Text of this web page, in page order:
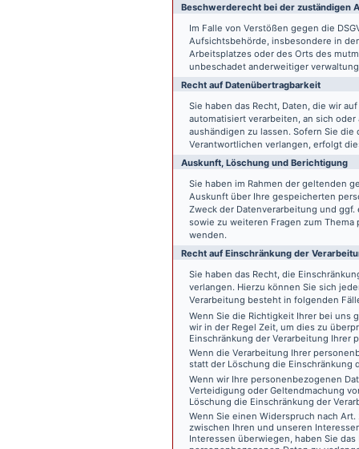
Beschwerde­recht bei der zuständigen
Im Falle von Verstößen gegen die
Aufsichtsbehörde, insbesondere in
Arbeitsplatzes oder des Orts des
unbeschadet anderweitiger
Recht auf Daten­übertrag­barkeit
Sie haben das Recht, Daten, die wir
automatisiert verarbeiten, an sich
aushändigen zu lassen. Sofern Sie
Verantwortlichen verlangen, erfolgt
Auskunft, Löschung und Berichtigung
Sie haben im Rahmen der geltenden
Auskunft über Ihre gespeicherten
Zweck der Datenverarbeitung und
sowie zu weiteren Fragen zum
wenden.
Recht auf Einschränkung der
Sie haben das Recht, die
verlangen. Hierzu können Sie sich
Verarbeitung besteht in folgenden
Wenn Sie die Richtigkeit Ihrer bei
wir in der Regel Zeit, um dies zu
Einschränkung der Verarbeitung Ihrer
Wenn die Verarbeitung Ihrer
statt der Löschung die Einschränkung
Wenn wir Ihre personenbezogenen
Verteidigung oder Geltendmachung
Löschung die Einschränkung der
Wenn Sie einen Widerspruch nach
zwischen Ihren und unseren
Interessen überwiegen, haben Sie